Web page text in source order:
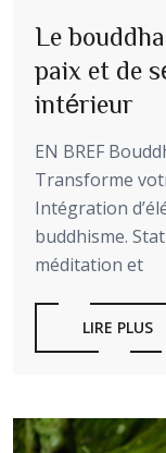
Le
paix et de
intérieur
EN BREF
Transforme
Intégration
buddhisme.
méditation et
LIRE PLUS